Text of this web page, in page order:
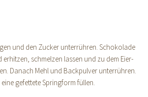
und den Zucker unterrühren. Schokolade
erhitzen, schmelzen lassen und zu dem Eier-
Danach Mehl und Backpulver unterrühren.
eine gefettete Springform füllen.